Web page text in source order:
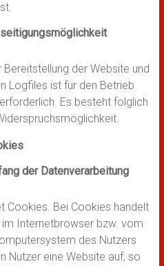
Bereitstellung der Website und
Logfiles ist für den Betrieb
Es besteht folglich
der Datenverarbeitung
Cookies. Bei Cookies handelt
Internetbrowser bzw. vom
des Nutzers
Nutzer eine Website auf, so